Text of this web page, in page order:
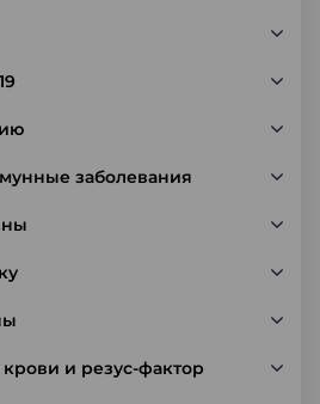
заболевания
и резус-фактор